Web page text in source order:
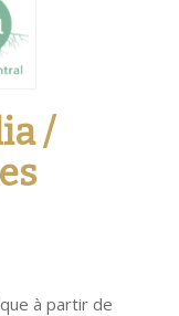
/
à partir de